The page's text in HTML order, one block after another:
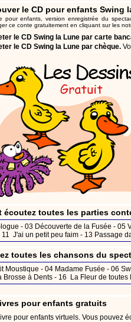
le CD pour enfants Swing
pour enfants, version enregistrée du
ce conte gratuitement en cliquant sur les
le CD Swing la Lune par carte
le CD Swing la Lune par chèque.
écoutez toutes les parties
- 03 Découverte de la Fusée - 05
11 J'ai un petit peu faim - 13 Passage
toutes les chansons du
Moustique - 04 Madame Fusée - 06
Brosse à Dents - 16 La Fleur de
pour enfants gratuits
pour enfants virtuels. Vous pouvez